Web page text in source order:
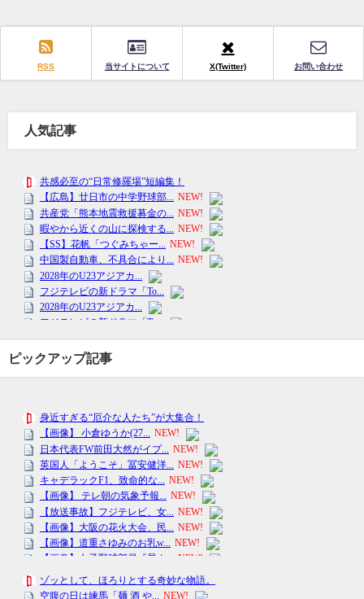
RSS 当サイトについて X(Twitter) お問い合わせ
人気記事
ピックアップ記事